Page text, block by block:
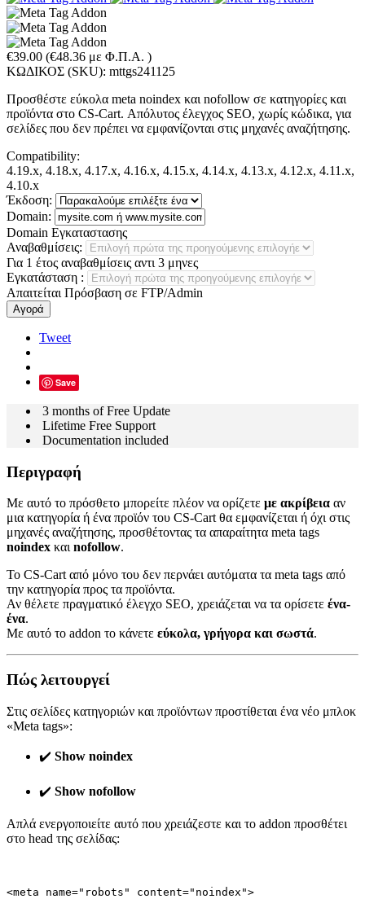
€39.00 (€48.36 με Φ.Π.Α. )
ΚΩΔΙΚΟΣ (SKU): mttgs241125
Προσθέστε εύκολα meta noindex και nofollow σε κατηγορίες και
προϊόντα στο CS-Cart. Απόλυτος έλεγχος SEO, χωρίς κώδικα, για
σελίδες που δεν πρέπει να εμφανίζονται στις μηχανές αναζήτησης.
Compatibility:
4.19.x, 4.18.x, 4.17.x, 4.16.x, 4.15.x, 4.14.x, 4.13.x, 4.12.x, 4.11.x,
4.10.x
Έκδοση:
Domain:
Domain Εγκαταστασης
Αναβαθμίσεις:
Για 1 έτος αναβαθμίσεις αντι 3 μηνες
Εγκατάσταση :
Απαιτείται Πρόσβαση σε FTP/Admin
Αγορά
Tweet
Save
3 months of Free Update
Lifetime Free Support
Documentation included
Περιγραφή
Με αυτό το πρόσθετο μπορείτε πλέον να ορίζετε με ακρίβεια αν
μια κατηγορία ή ένα προϊόν του CS-Cart θα εμφανίζεται ή όχι στις
μηχανές αναζήτησης, προσθέτοντας τα απαραίτητα meta tags
noindex και nofollow.
Το CS-Cart από μόνο του δεν περνάει αυτόματα τα meta tags από
την κατηγορία προς τα προϊόντα.
Αν θέλετε πραγματικό έλεγχο SEO, χρειάζεται να τα ορίσετε ένα-
ένα.
Με αυτό το addon το κάνετε εύκολα, γρήγορα και σωστά.
Πώς λειτουργεί
Στις σελίδες κατηγοριών και προϊόντων προστίθεται ένα νέο μπλοκ
«Meta tags»:
✔️ Show noindex
✔️ Show nofollow
Απλά ενεργοποιείτε αυτό που χρειάζεστε και το addon προσθέτει
στο head της σελίδας:
<meta name="robots" content="noindex">